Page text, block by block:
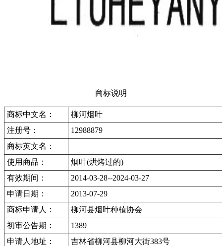
商标说明
商标中文名：
柳河烟叶
注册号：
12988879
商标英文名：
使用商品：
烟叶(烘烤过的)
有效期间：
2014-03-28--2024-03-27
申请日期：
2013-07-29
商标申请人：
柳河县烟叶种植协会
初审公告期：
1389
申请人地址：
吉林省柳河县柳河大街383号